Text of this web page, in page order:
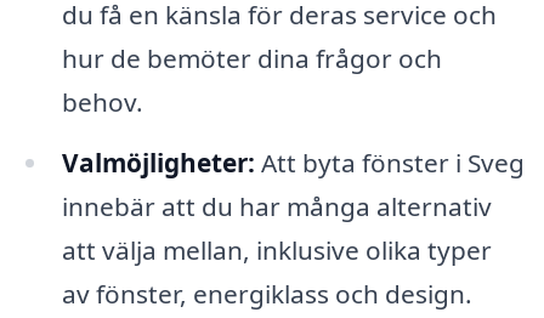
du få en känsla för deras service och
hur de bemöter dina frågor och
behov.
Valmöjligheter: Att byta fönster i Sveg
innebär att du har många alternativ
att välja mellan, inklusive olika typer
av fönster, energiklass och design.